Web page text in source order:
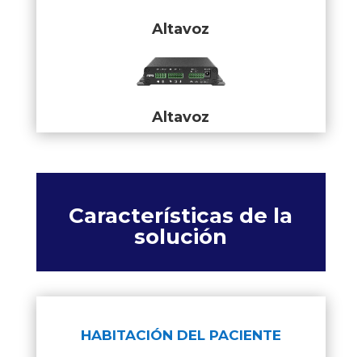
Altavoz
Altavoz
Características de la
solución
HABITACIÓN DEL PACIENTE